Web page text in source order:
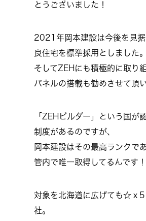
とうございました！
2021年岡本建設は今後を見
良住宅を標準採用としました。
そしてZEHにも積極的に取り
パネルの搭載も勧めさせて頂い
「ZEHビルダー」という国が
制度があるのですが、
岡本建設はその最高ランクで
管内で唯一取得してるんです！
対象を北海道に広げても☆ｘ
社。